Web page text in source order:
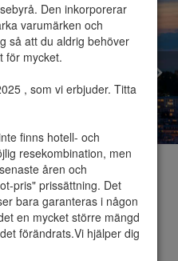
Den inkorporerar
varumärken och
så att du aldrig behöver
för mycket.
, som vi erbjuder. Titta
finns hotell- och
resekombination, men
åren och
pris" prissättning. Det
bara garanteras i någon
en mycket större mängd
förändrats.Vi hjälper dig